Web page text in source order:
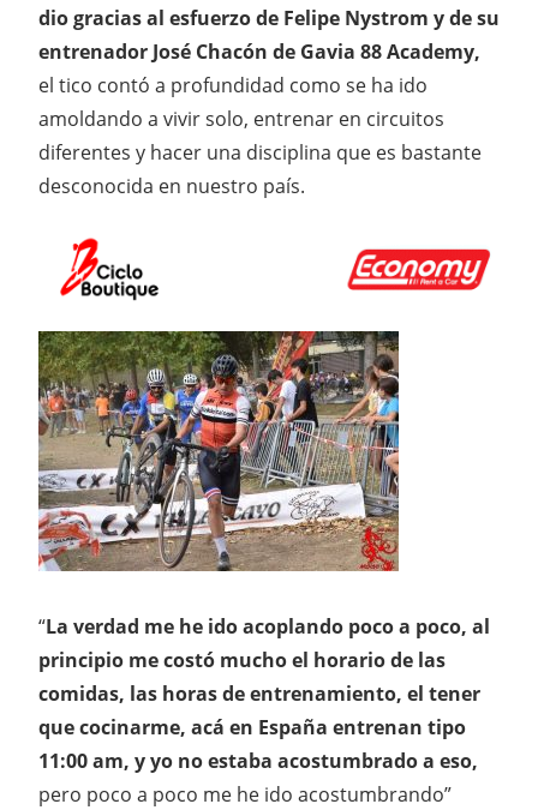
dio gracias al esfuerzo de Felipe Nystrom y de su
entrenador José Chacón de Gavia 88 Academy,
el tico contó a profundidad como se ha ido
amoldando a vivir solo, entrenar en circuitos
diferentes y hacer una disciplina que es bastante
desconocida en nuestro país.
“La verdad me he ido acoplando poco a poco, al
principio me costó mucho el horario de las
comidas, las horas de entrenamiento, el tener
que cocinarme, acá en España entrenan tipo
11:00 am, y yo no estaba acostumbrado a eso,
pero poco a poco me he ido acostumbrando”